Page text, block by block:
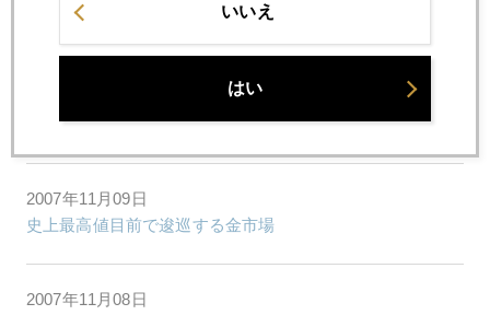
800ドル割れ
金史上最高値更新報道
2007年11月09日
史上最高値目前で逡巡する金市場
2007年11月08日
いいえ
はい